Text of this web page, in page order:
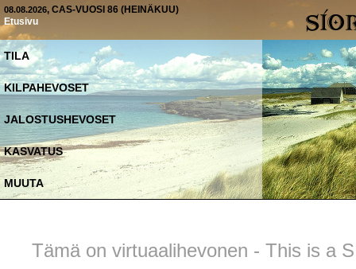
08.08.2026, CAS-VUOSI 86 (HEINÄKUU)
Etusivu
TILA
KILPAHEVOSET
JALOSTUSHEVOSET
KASVATUS
MUUTA
Tämä on virtuaalihevonen - This is a